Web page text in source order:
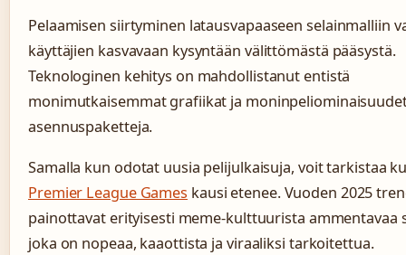
Pelaamisen siirtyminen latausvapaaseen selainmalliin
käyttäjien kasvavaan kysyntään välittömästä pääsystä.
Teknologinen kehitys on mahdollistanut entistä
monimutkaisemmat grafiikat ja
asennuspaketteja.
Samalla kun odotat uusia pelijulkaisuja, voit tarkistaa
Premier League Games kausi etenee. Vuoden 2025
painottavat erityisesti meme-kulttuurista ammentavaa
joka on nopeaa, kaaottista ja viraaliksi tarkoitettua.